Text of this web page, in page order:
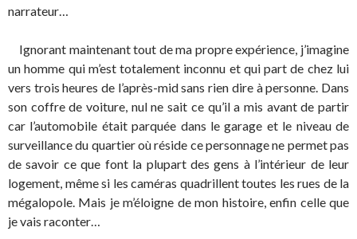
narrateur…
Ignorant maintenant tout de ma propre expérience, j’imagine
un homme qui m’est totalement inconnu et qui part de chez lui
vers trois heures de l’après-mid sans rien dire à personne. Dans
son coffre de voiture, nul ne sait ce qu’il a mis avant de partir
car l’automobile était parquée dans le garage et le niveau de
surveillance du quartier où réside ce personnage ne permet pas
de savoir ce que font la plupart des gens à l’intérieur de leur
logement, même si les caméras quadrillent toutes les rues de la
mégalopole. Mais je m’éloigne de mon histoire, enfin celle que
je vais raconter…